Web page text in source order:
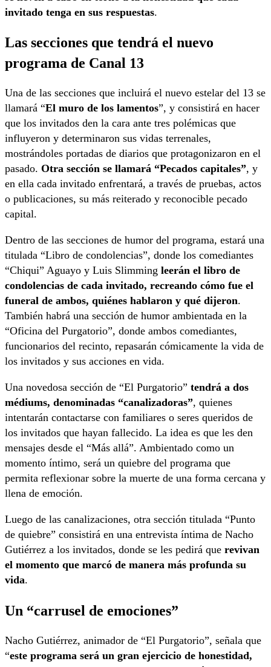
invitado tenga en sus respuestas.
Las secciones que tendrá el nuevo
programa de Canal 13
Una de las secciones que incluirá el nuevo estelar del 13 se
llamará “El muro de los lamentos”, y consistirá en hacer
que los invitados den la cara ante tres polémicas que
influyeron y determinaron sus vidas terrenales,
mostrándoles portadas de diarios que protagonizaron en el
pasado. Otra sección se llamará “Pecados capitales”, y
en ella cada invitado enfrentará, a través de pruebas, actos
o publicaciones, su más reiterado y reconocible pecado
capital.
Dentro de las secciones de humor del programa, estará una
titulada “Libro de condolencias”, donde los comediantes
“Chiqui” Aguayo y Luis Slimming leerán el libro de
condolencias de cada invitado, recreando cómo fue el
funeral de ambos, quiénes hablaron y qué dijeron.
También habrá una sección de humor ambientada en la
“Oficina del Purgatorio”, donde ambos comediantes,
funcionarios del recinto, repasarán cómicamente la vida de
los invitados y sus acciones en vida.
Una novedosa sección de “El Purgatorio” tendrá a dos
médiums, denominadas “canalizadoras”, quienes
intentarán contactarse con familiares o seres queridos de
los invitados que hayan fallecido. La idea es que les den
mensajes desde el “Más allá”. Ambientado como un
momento íntimo, será un quiebre del programa que
permita reflexionar sobre la muerte de una forma cercana y
llena de emoción.
Luego de las canalizaciones, otra sección titulada “Punto
de quiebre” consistirá en una entrevista íntima de Nacho
Gutiérrez a los invitados, donde se les pedirá que revivan
el momento que marcó de manera más profunda su
vida.
Un “carrusel de emociones”
Nacho Gutiérrez, animador de “El Purgatorio”, señala que
“este programa será un gran ejercicio de honestidad,